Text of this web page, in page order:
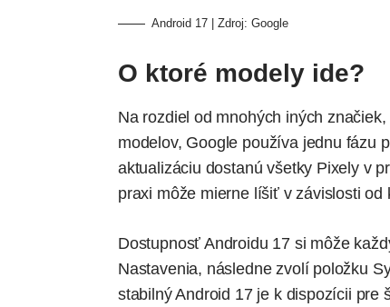
Android 17 | Zdroj: Google
O ktoré modely ide?
Na rozdiel od mnohých iných
modelov, Google používa jednu fázu
aktualizáciu dostanú všetky Pixely v
praxi môže mierne líšiť v závislosti
Dostupnosť Androidu 17 si môže
Nastavenia, následne zvolí položku
stabilný Android 17 je k dispozícii pre